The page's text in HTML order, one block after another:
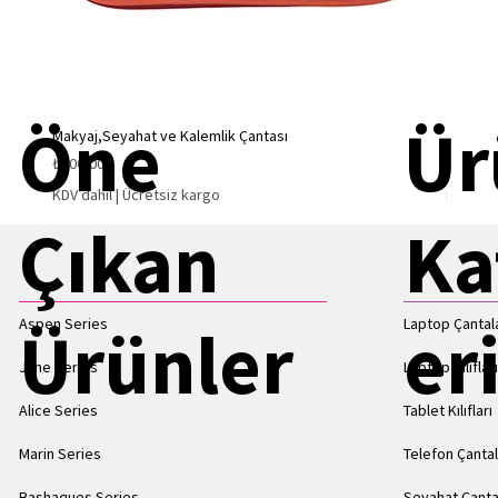
Makyaj,Seyahat ve Kalemlik Çantası
Fiyat
₺900,00
KDV dahil|Ücretsiz kargo
Çanta
Fiyat
₺825,00
KDV
Laptop
Laptop Kılıfları
Tablet Kılıfları
Telefon
Aspen Series
Jane Series
Alice Series
Marin Series
Öne
Çıkan
Ürünler